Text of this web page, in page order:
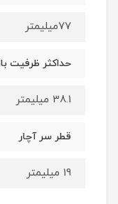
77میلیمتر
حداکثر ظرفیت
38.1 میلیمتر
قطر سر آچار
19 میلیمتر